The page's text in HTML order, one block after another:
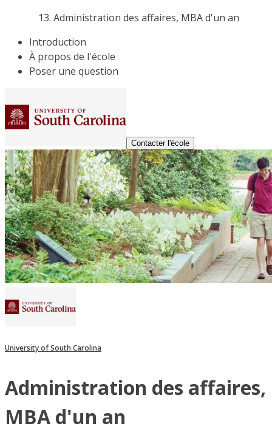
Administration des affaires, MBA d'un an
Introduction
À propos de l'école
Poser une question
Contacter l'école
University of South Carolina
Administration des affaires,
MBA d'un an